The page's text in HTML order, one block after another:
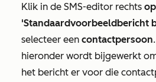
Klik in de SMS-editor rechts op
'Standaardvoorbeeldbericht
selecteer een contactpersoon
hieronder wordt bijgewerkt
het bericht er voor die